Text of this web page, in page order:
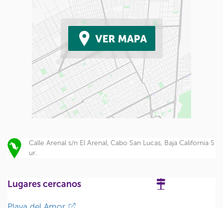
Calle Arenal s/n El Arenal, Cabo San Lucas, Baja California S
ur.
Lugares cercanos